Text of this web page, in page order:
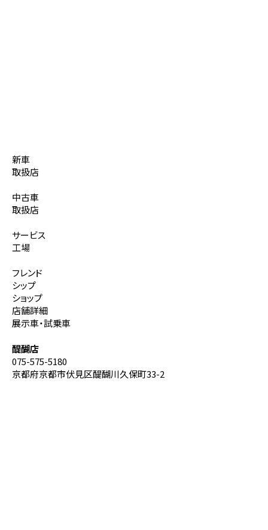
新車
取扱店
中古車
取扱店
サービス
工場
フレンド
シップ
ショップ
店舗詳細
展示車・試乗車
醍醐店
075-575-5180
京都府京都市伏見区醍醐川久保町33-2